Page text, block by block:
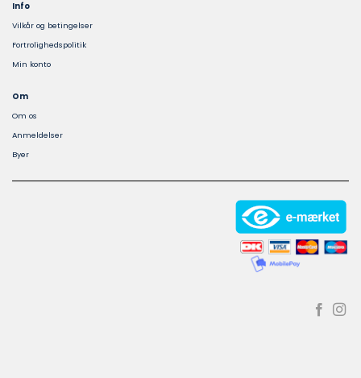
Info
Vilkår og betingelser
Fortrolighedspolitik
Min konto
Om
Om os
Anmeldelser
Byer